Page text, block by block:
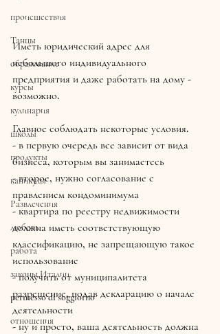
происшествия
Танцы
образование
курсы
кулинария
школы
продукты
каникулы
Развлечения
любовь
работа
законы Италии
permesso di soggiorno
отношения
Иметь юридический адрес для
небольшого индивидуального
предприятия и даже работать на дому -
возможно.
Главное соблюдать некоторые условия.
- в первую очередь все зависит от вида
бизнеса, которым вы занимаетесь
- второе, нужно согласование с
правлением кондоминимума
- квартира по реестру недвижимости
должна иметь соответствующую
классификацию, не запрещающую такое
использование
- получить от муниципалитета
разрешение, подав декларацию о начале
деятельности
- ну и просто, ваша деятельность должна